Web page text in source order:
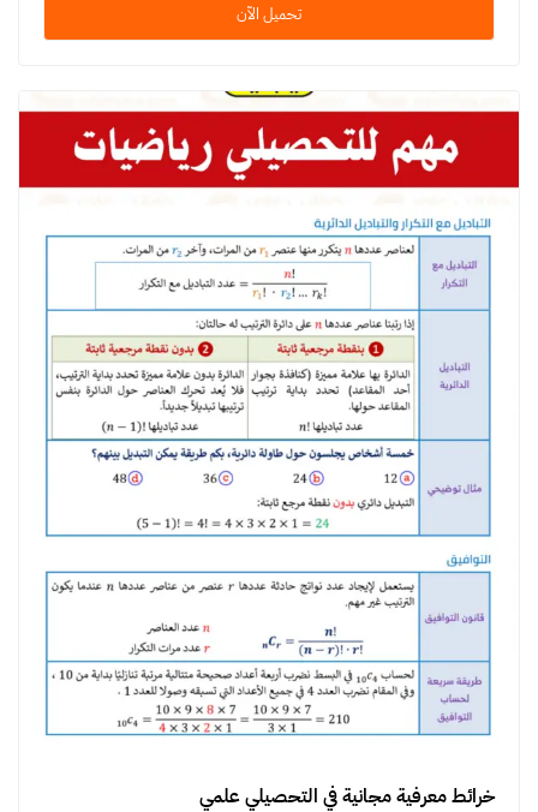
تحميل الآن
خرائط معرفية مجانية في التحصيلي علمي